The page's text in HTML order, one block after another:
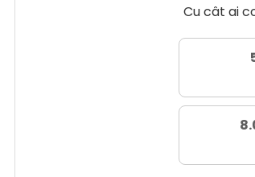
Cu cât ai